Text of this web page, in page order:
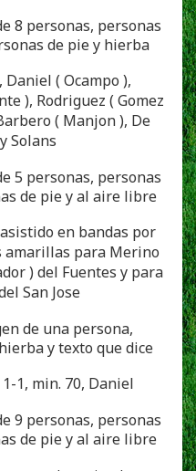
Daniel ( Ocampo ),
), Rodriguez ( Gomez
( Manjon ), De
Solans
en bandas por
amarillas para Merino
) del Fuentes y para
San Jose
1, min. 70, Daniel